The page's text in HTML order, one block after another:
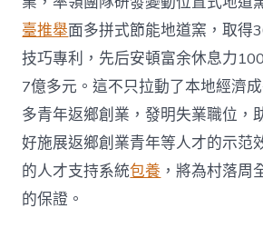
臺推舉面多拼式節能地道窯，取得
技巧專利，先后安頓富余休息力
7億多元。這不只拉動了本地經濟
多青年返鄉創業，發明失業職位，
好施展返鄉創業青年等人才的示范
的人才支持系統包養 ，將為村落周
的保證。